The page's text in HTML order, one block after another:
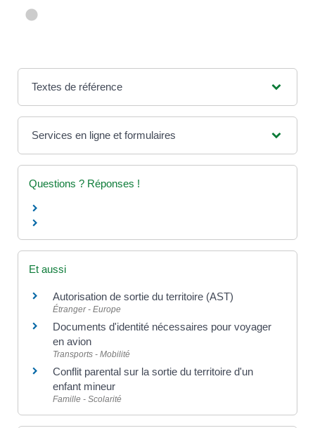
Textes de référence
Services en ligne et formulaires
Questions ? Réponses !
Et aussi
Autorisation de sortie du territoire (AST)
Étranger - Europe
Documents d'identité nécessaires pour voyager
en avion
Transports - Mobilité
Conflit parental sur la sortie du territoire d'un
enfant mineur
Famille - Scolarité